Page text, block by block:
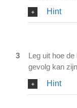
Hint
3
Leg uit hoe
gevolg kan
Hint